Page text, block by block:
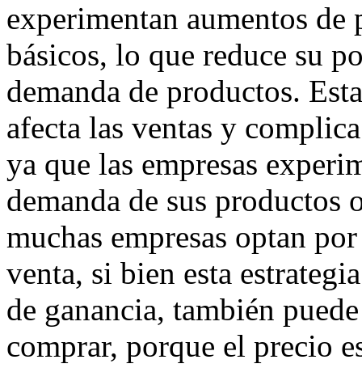
experimentan aumentos
básicos, lo que reduce su
demanda de productos.
afecta las ventas y
ya que las empresas
demanda de sus productos
muchas empresas optan
venta, si bien esta
de ganancia, también
comprar, porque el precio